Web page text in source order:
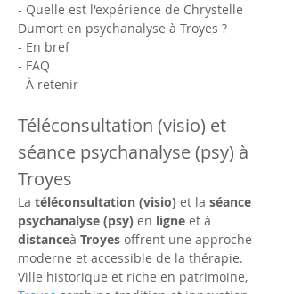
- Quelle est l'expérience de Chrystelle
Dumort en psychanalyse à Troyes ?
- En bref
- FAQ
- À retenir
Téléconsultation (visio) et
séance psychanalyse (psy) à
Troyes
La téléconsultation (visio) et la séance
psychanalyse (psy) en ligne et à
distanceà Troyes offrent une approche
moderne et accessible de la thérapie.
Ville historique et riche en patrimoine,